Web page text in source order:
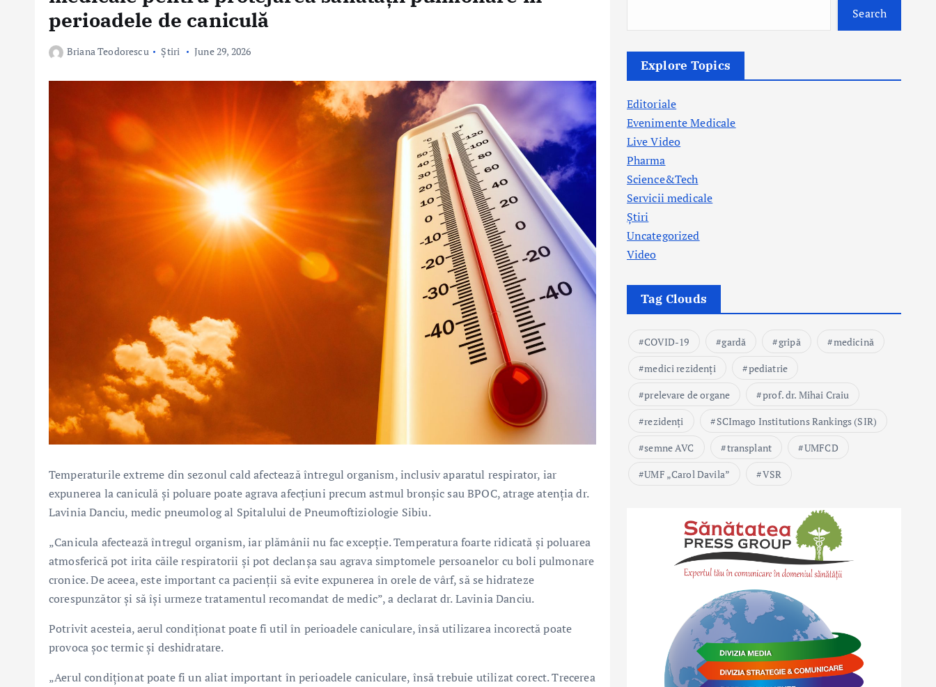
perioadele de caniculă
Briana Teodorescu Știri June 29, 2026
Temperaturile extreme din sezonul cald afectează întregul organism, inclusiv aparatul respirator, iar
expunerea la caniculă și poluare poate agrava afecțiuni precum astmul bronșic sau BPOC, atrage atenția dr.
Lavinia Danciu, medic pneumolog al Spitalului de Pneumoftiziologie Sibiu.
„Canicula afectează întregul organism, iar plămânii nu fac excepție. Temperatura foarte ridicată și poluarea
atmosferică pot irita căile respiratorii și pot declanșa sau agrava simptomele persoanelor cu boli pulmonare
cronice. De aceea, este important ca pacienții să evite expunerea în orele de vârf, să se hidrateze
corespunzător și să își urmeze tratamentul recomandat de medic”, a declarat dr. Lavinia Danciu.
Potrivit acesteia, aerul condiționat poate fi util în perioadele caniculare, însă utilizarea incorectă poate
provoca șoc termic și deshidratare.
„Aerul condiționat poate fi un aliat important în perioadele caniculare, însă trebuie utilizat corect. Trecerea
Search
Explore Topics
Editoriale
Evenimente Medicale
Live Video
Pharma
Science&Tech
Servicii medicale
Știri
Uncategorized
Video
Tag Clouds
COVID-19 gardă gripă
medicină
medici rezidenți
pediatrie
prelevare de organe
prof. dr. Mihai Craiu
rezidenți
SCImago Institutions Rankings (SIR)
semne AVC
transplant
UMFCD
UMF „Carol Davila”
VSR